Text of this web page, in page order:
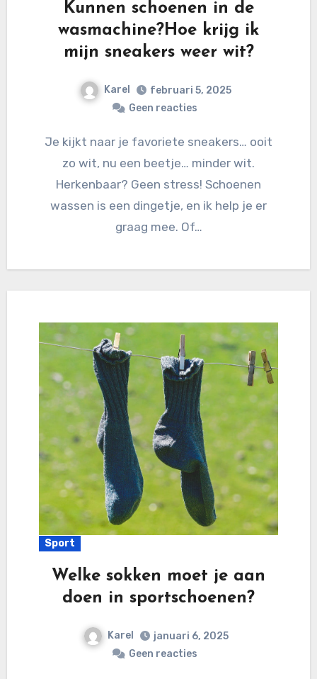
Kunnen schoenen in de
wasmachine?Hoe krijg ik
mijn sneakers weer wit?
Karel
februari 5, 2025
Geen reacties
Je kijkt naar je favoriete sneakers… ooit
zo wit, nu een beetje… minder wit.
Herkenbaar? Geen stress! Schoenen
wassen is een dingetje, en ik help je er
graag mee. Of…
Sport
Welke sokken moet je aan
doen in sportschoenen?
Karel
januari 6, 2025
Geen reacties